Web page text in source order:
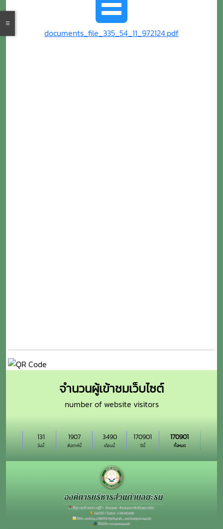
documents_file_335_54_11_972124.pdf
จำนวนผู้เข้าชมเว็บไซต์
number of website visitors
วันนี้
131
สัปดาห์นี้
1907
เดือนนี้
3490
ปีนี้
170901
ทั้งหมด
170901